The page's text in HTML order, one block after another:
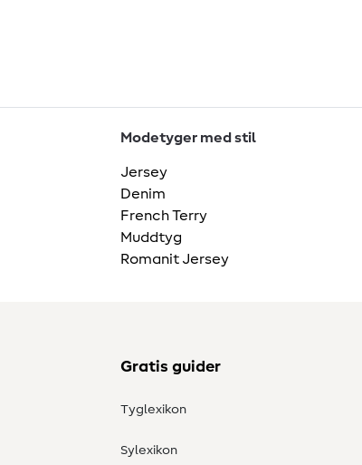
Modetyger med stil
Jersey
Denim
French Terry
Muddtyg
Romanit Jersey
Gratis guider
Tyglexikon
Sylexikon